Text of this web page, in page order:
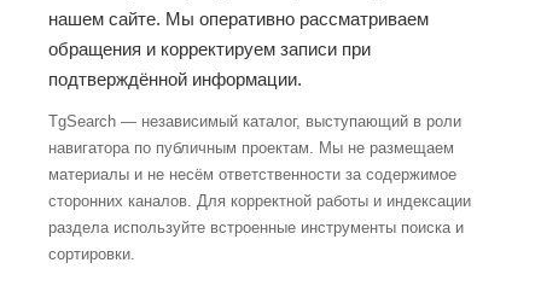
нашем сайте. Мы оперативно рассматриваем
обращения и корректируем записи при
подтверждённой информации.
TgSearch — независимый каталог, выступающий в роли
навигатора по публичным проектам. Мы не размещаем
материалы и не несём ответственности за содержимое
сторонних каналов. Для корректной работы и индексации
раздела используйте встроенные инструменты поиска и
сортировки.